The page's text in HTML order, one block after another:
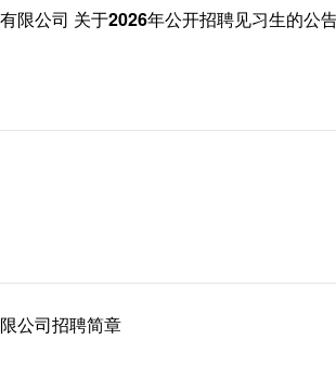
限公司 关于2026年公开招聘见习生的公
公司招聘简章